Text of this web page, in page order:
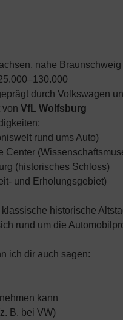
nahe Braunschweig
durch Volkswagen
vonVfL Wolfsburg
rund ums Auto)
Center
(historisches Schloss)
und Erholungsgebiet)
historische
rund um die
ich dir auch sagen:
kann
B. bei VW)